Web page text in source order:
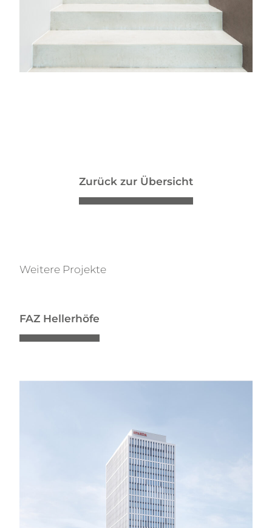
Zurück zur Übersicht
Weitere Projekte
FAZ Hellerhöfe